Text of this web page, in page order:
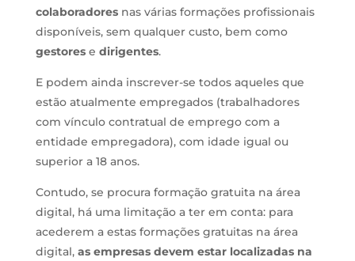
colaboradoresnas várias formações profissionais
disponíveis, sem qualquer custo, bem como
gestorese dirigentes.
E podem ainda inscrever-se todos aqueles que
estão atualmente empregados (trabalhadores
com vínculo contratual de emprego com a
entidade empregadora), com idade igual ou
superior a 18 anos.
Contudo, se procura formação gratuita na área
digital, há uma limitação a ter em conta: para
acederem a estas formações gratuitas na área
digital, as empresas devem estar localizadas na